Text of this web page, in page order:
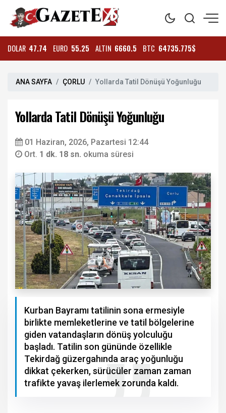
DOLAR 47.74 EURO 55.25 ALTIN 6660.5 BTC 64735.775$
ANA SAYFA ÇORLU Yollarda Tatil Dönüşü Yoğunluğu
Yollarda Tatil Dönüşü Yoğunluğu
01 Haziran, 2026, Pazartesi 12:44
Ort. 1 dk. 18 sn. okuma süresi
Kurban Bayramı tatilinin sona ermesiyle
birlikte memleketlerine ve tatil bölgelerine
giden vatandaşların dönüş yolculuğu
başladı. Tatilin son gününde özellikle
Tekirdağ güzergahında araç yoğunluğu
dikkat çekerken, sürücüler zaman zaman
trafikte yavaş ilerlemek zorunda kaldı.